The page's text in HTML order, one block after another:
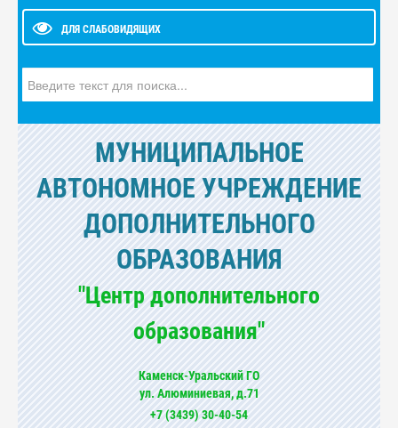
ДЛЯ СЛАБОВИДЯЩИХ
МУНИЦИПАЛЬНОЕ
АВТОНОМНОЕ УЧРЕЖДЕНИЕ
ДОПОЛНИТЕЛЬНОГО
ОБРАЗОВАНИЯ
"Центр дополнительного
образования"
Каменск-Уральский ГО
ул. Алюминиевая, д.71
+7 (3439) 30-40-54